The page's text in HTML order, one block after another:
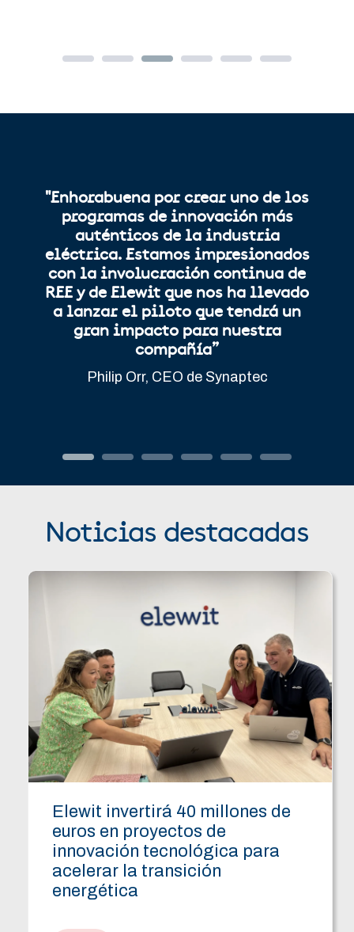
"Enhorabuena por crear uno de los
programas de innovación más
auténticos de la industria
eléctrica. Estamos impresionados
con la involucración continua de
REE y de Elewit que nos ha llevado
a lanzar el piloto que tendrá un
gran impacto para nuestra
compañía”
Philip Orr, CEO de Synaptec
Noticias destacadas
Elewit invertirá 40 millones de
euros en proyectos de
innovación tecnológica para
acelerar la transición
energética